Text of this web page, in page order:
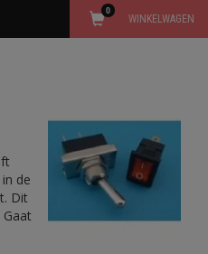
WINKELWAGEN
0
de
Dit
Gaat